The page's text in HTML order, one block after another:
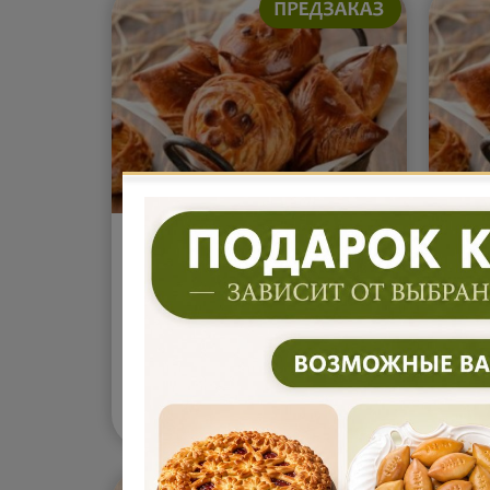
Пирожки с апельсином и
мёдом 5 шт (400г)
Апельсиновая свежесть
раскрывается сочной
кислинкой, а мёд добавляет
тёплую сладость и делает вкус
более нежным. Начинка
получается насыщенной, но
очень гармоничной, с
приятным цитрусовым
ароматом. Эти пирожки
оставляют мягкое,
согревающее послевкусие.
550₽ В корзину
чаю,